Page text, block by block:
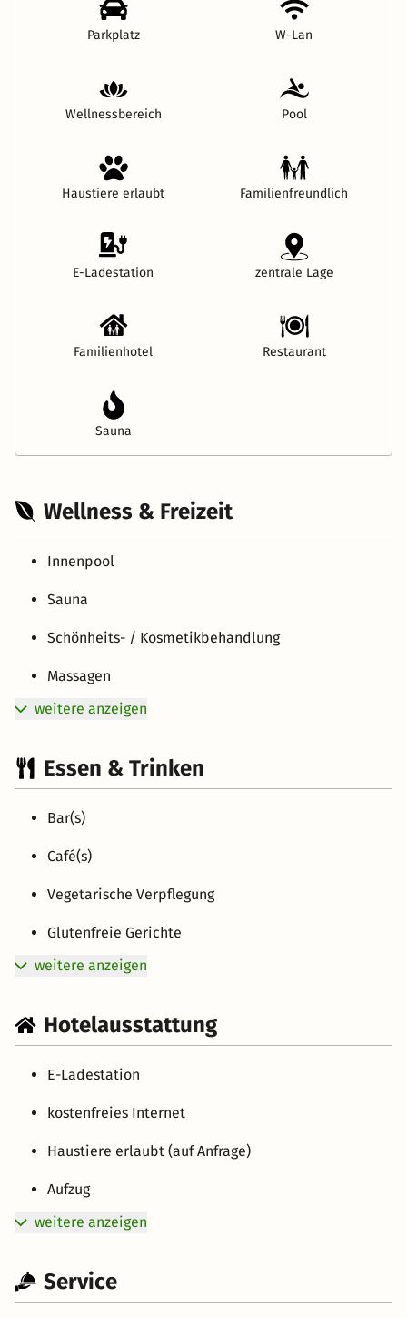
Parkplatz W-Lan
Wellnessbereich Pool
Haustiere erlaubt Familienfreundlich
E-Ladestation zentrale Lage
Familienhotel Restaurant
Sauna
Wellness & Freizeit
Innenpool
Sauna
Schönheits- / Kosmetikbehandlung
Massagen
weitere anzeigen
Essen & Trinken
Bar(s)
Café(s)
Vegetarische Verpflegung
Glutenfreie Gerichte
weitere anzeigen
Hotelausstattung
E-Ladestation
kostenfreies Internet
Haustiere erlaubt (auf Anfrage)
Aufzug
weitere anzeigen
Service